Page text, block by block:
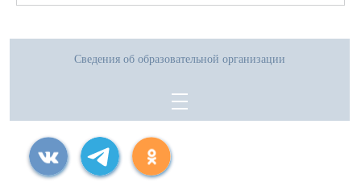
Сведения об образовательной организации